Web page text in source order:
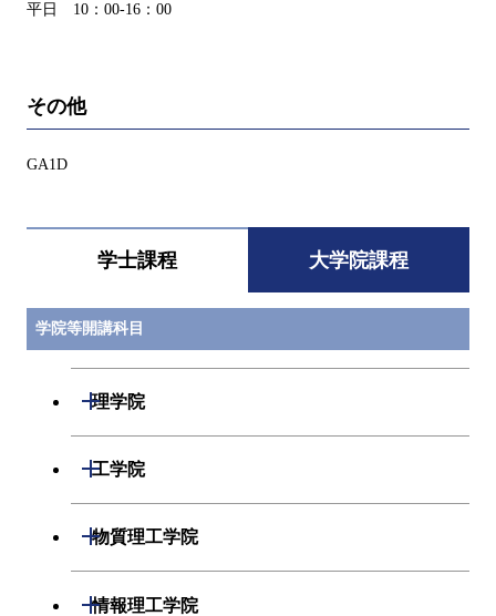
平日 10：00-16：00
その他
GA1D
学士課程 大学院課程
学院等開講科目
理学院
開閉
物理学コース
化学系
開閉
工学院
開閉
機械系
開閉
物質理工学院
開閉
材料系
開閉
情報理工学院
開閉